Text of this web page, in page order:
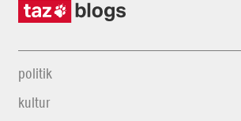
politik
kultur